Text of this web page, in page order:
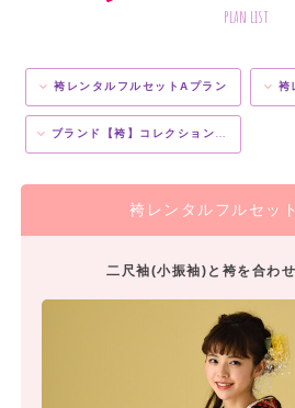
plan list
袴レンタルフルセットAプラン 袴
ブランド【袴】コレクションプラン
袴レンタルフルセッ
二尺袖(小振袖)と袴を合わ